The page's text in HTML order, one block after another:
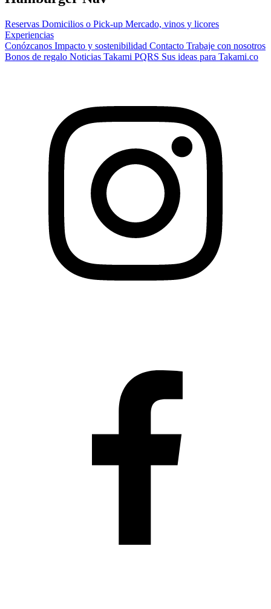
Reservas Domicilios o Pick-up Mercado, vinos y licores
Experiencias
Conózcanos Impacto y sostenibilidad Contacto Trabaje con nosotros
Bonos de regalo Noticias Takami PQRS Sus ideas para Takami.co